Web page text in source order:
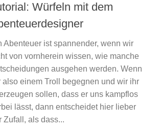
Würfeln mit dem
Abenteuer ist spannender, wenn wir
von vornherein wissen, wie manche
ausgehen werden. Wenn
also einem Troll begegnen und wir ihr
sollen, dass er uns kampflos
lässt, dann entscheidet hier lieber
Zufall, als dass...